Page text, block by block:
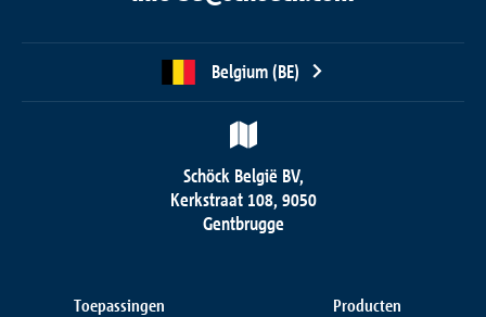
Belgium (BE)
Schöck België BV,
Kerkstraat 108, 9050
Gentbrugge
Toepassingen Producten